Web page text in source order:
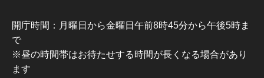
開庁時間：月曜日から金曜日午前8時45分から午後5時ま
で
※昼の時間帯はお待たせする時間が長くなる場合があり
ます